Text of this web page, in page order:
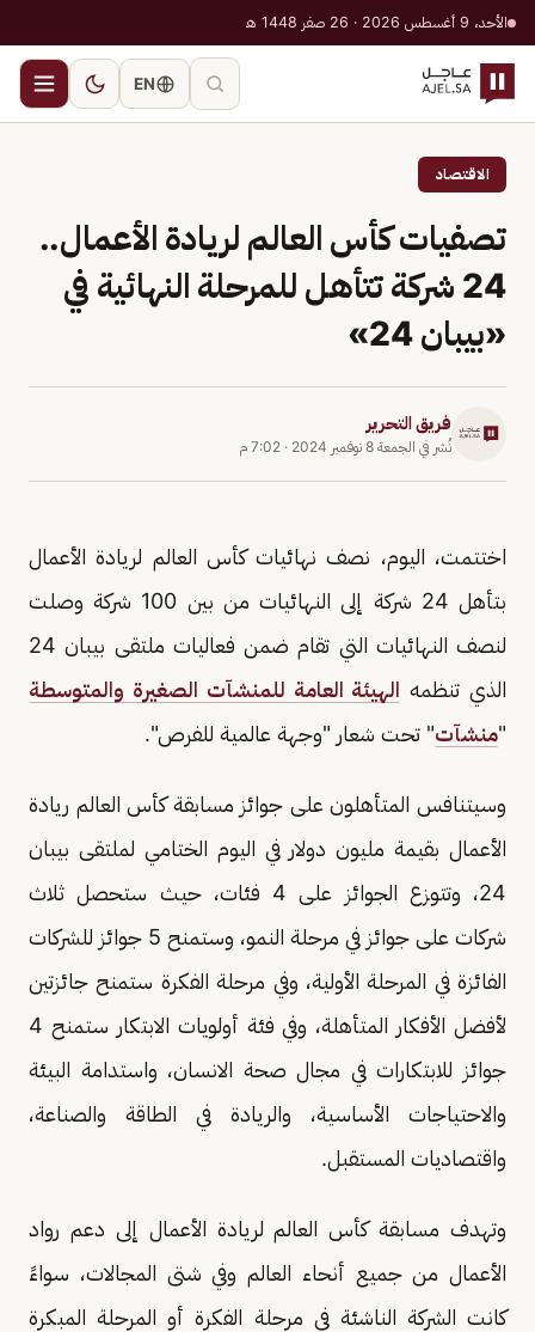
الأحد، 9 أغسطس 2026 · 26 صفر 1448 هـ
EN
الاقتصاد
تصفيات كأس العالم لريادة الأعمال..
24 شركة تتأهل للمرحلة النهائية في
«بيبان 24»
فريق التحرير
نُشر في الجمعة 8 نوفمبر 2024 · 7:02 م
اختتمت، اليوم، نصف نهائيات كأس العالم لريادة الأعمال
بتأهل 24 شركة إلى النهائيات من بين 100 شركة وصلت
لنصف النهائيات التي تقام ضمن فعاليات ملتقى بيبان 24
الذي تنظمه الهيئة العامة للمنشآت الصغيرة والمتوسطة
"منشآت" تحت شعار "وجهة عالمية للفرص".
وسيتنافس المتأهلون على جوائز مسابقة كأس العالم ريادة
الأعمال بقيمة مليون دولار في اليوم الختامي لملتقى بيبان
24، وتتوزع الجوائز على 4 فئات، حيث ستحصل ثلاث
شركات على جوائز في مرحلة النمو، وستمنح 5 جوائز للشركات
الفائزة في المرحلة الأولية، وفي مرحلة الفكرة ستمنح جائزتين
لأفضل الأفكار المتأهلة، وفي فئة أولويات الابتكار ستمنح 4
جوائز للابتكارات في مجال صحة الانسان، واستدامة البيئة
والاحتياجات الأساسية، والريادة في الطاقة والصناعة،
واقتصاديات المستقبل.
وتهدف مسابقة كأس العالم لريادة الأعمال إلى دعم رواد
الأعمال من جميع أنحاء العالم وفي شتى المجالات، سواءً
كانت الشركة الناشئة في مرحلة الفكرة أو المرحلة المبكرة